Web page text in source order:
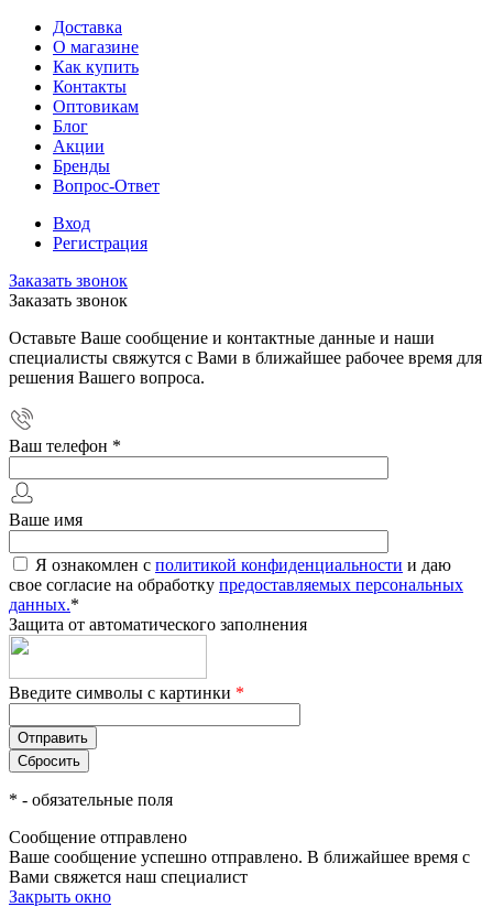
Доставка
О магазине
Как купить
Контакты
Оптовикам
Блог
Акции
Бренды
Вопрос-Ответ
Вход
Регистрация
Заказать звонок
Заказать звонок
Оставьте Ваше сообщение и контактные данные и наши
специалисты свяжутся с Вами в ближайшее рабочее время для
решения Вашего вопроса.
Ваш телефон *
Ваше имя
Я ознакомлен с политикой конфиденциальности и даю
свое согласие на обработку предоставляемых персональных
данных.*
Защита от автоматического заполнения
Введите символы с картинки *
* - обязательные поля
Сообщение отправлено
Ваше сообщение успешно отправлено. В ближайшее время с
Вами свяжется наш специалист
Закрыть окно